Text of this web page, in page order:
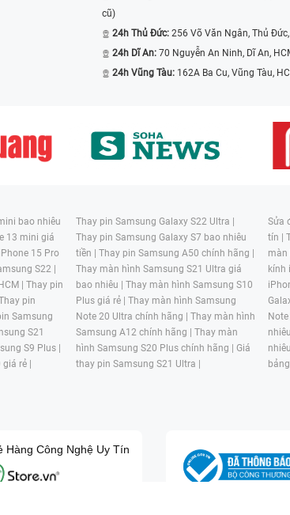
cũ)
24h Thủ Đức: 256 Võ Văn Ngân, Thủ
24h Dĩ An: 70 Nguyễn An Ninh, Dĩ An,
24h Vũng Tàu: 162A Ba Cu, Vũng Tàu,
bao nhiêu
13 mini giá
15 Pro
S22 |
| Thay pin
pin
Samsung
S21
S9 Plus |
rẻ |
Thay pin Samsung Galaxy S22 Ultra |
Thay pin Samsung Galaxy S7 bao nhiêu
tiền | Thay pin Samsung A50 chính hãng |
Thay màn hình Samsung S21 Ultra giá
bao nhiêu | Thay màn hình Samsung S10
Plus giá rẻ | Thay màn hình Samsung
Note 20 Ultra chính hãng | Thay màn hình
Samsung A12 chính hãng | Thay màn
hình Samsung S20 Plus chính hãng | Giá
thay pin Samsung S21 Ultra |
Sửa
tín |
màn
kính
Note |
Hàng Công Nghệ Uy Tín